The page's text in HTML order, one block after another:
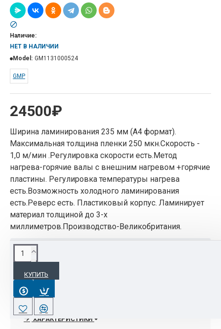
24500₽
Наличие:
НЕТ В НАЛИЧИИ
Model: GM1131000524
GMP
Ширина ламинирования 235 мм (А4 формат).
Максимальная толщина пленки 250 мкн.Скорость -
1,0 м/мин .Регулировка скорости есть.Метод
нагрева-горячие валы с внешним нагревом +горячие
пластины. Регулировка температуры нагрева
есть.Возможность холодного ламинирования
есть.Реверс есть. Пластиковый корпус. Ламинирует
материал толщиной до 3-х
миллиметров.Производство-Великобритания.
КУПИТЬ
ОПИСАНИЕ
Ширина ламинирования 235 мм (А4 формат).
Максимальная толщина пленки 250 мкн.Скорость
- 1,0 м/мин .Регулировка скорости есть.Метод
нагрева-горячие валы с внешним нагревом
ХАРАКТЕРИСТИКИ